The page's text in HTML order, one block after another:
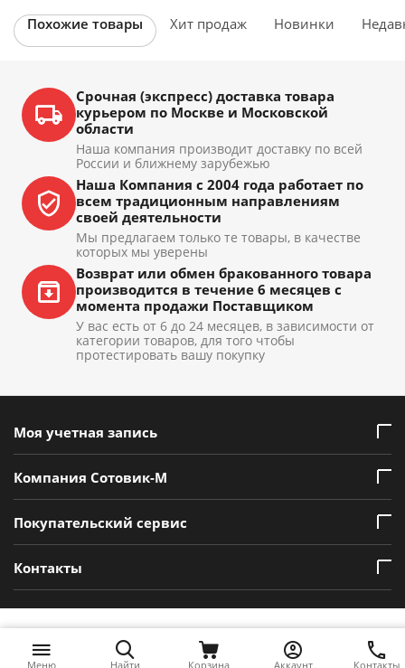
Похожие товары Хит продаж Новинки
Срочная (экспресс) доставка товара
курьером по Москве и Московской
области
Наша компания производит доставку по всей
России и ближнему зарубежью
Наша Компания с 2004 года работает по
всем традиционным направлениям
своей деятельности
Мы предлагаем только те товары, в качестве
которых мы уверены
Возврат или обмен бракованного товара
производится в течение 6 месяцев с
момента продажи Поставщиком
У вас есть от 6 до 24 месяцев, в зависимости от
категории товаров, для того чтобы
протестировать вашу покупку
Моя учетная запись
Компания Сотовик-М
Покупательский сервис
Контакты
Меню Найти Корзина Аккаунт Контакты